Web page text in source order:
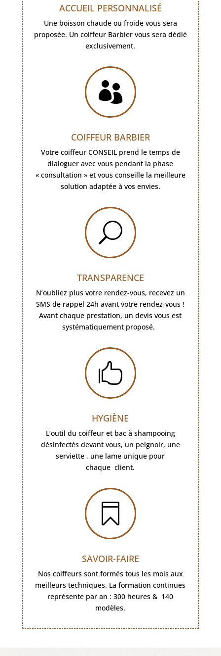
ACCUEIL PERSONNALISÉ
Une boisson chaude ou froide vous sera
proposée. Un coiffeur Barbier vous sera dédié
exclusivement.

COIFFEUR BARBIER
Votre coiffeur CONSEIL prend le temps de
dialoguer avec vous pendant la phase
« consultation » et vous conseille la meilleure
solution adaptée à vos envies.
U
TRANSPARENCE
N’oubliez plus votre rendez-vous, recevez un
SMS de rappel 24h avant votre rendez-vous !
Avant chaque prestation, un devis vous est
systématiquement proposé.

HYGIÈNE
L’outil du coiffeur et bac à shampooing
désinfectés devant vous, un peignoir, une
serviette , une lame unique pour
chaque client.

SAVOIR-FAIRE
Nos coiffeurs sont formés tous les mois aux
meilleurs techniques. La formation continues
représente par an : 300 heures & 140
modèles.